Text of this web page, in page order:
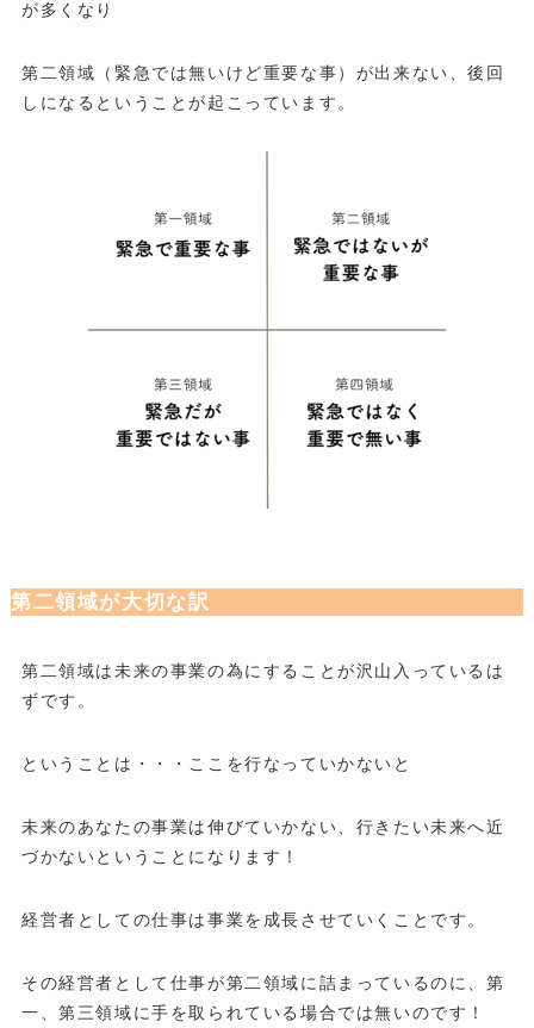
が多くなり
第二領域（緊急では無いけど重要な事）が出来ない、後回
しになるということが起こっています。
第二領域が大切な訳
第二領域は未来の事業の為にすることが沢山入っているは
ずです。
ということは・・・ここを行なっていかないと
未来のあなたの事業は伸びていかない、行きたい未来へ近
づかないということになります！
経営者としての仕事は事業を成長させていくことです。
その経営者として仕事が第二領域に詰まっているのに、第
一、第三領域に手を取られている場合では無いのです！